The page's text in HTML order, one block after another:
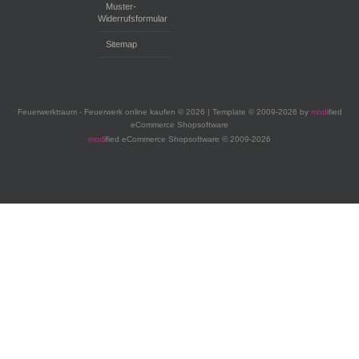
Muster-
Widerrufsformular
Sitemap
Feuerwerktraum - Feuerwerk online kaufen © 2026 | Template © 2009-2026 by modified
eCommerce Shopsoftware
modified eCommerce Shopsoftware © 2009-2026